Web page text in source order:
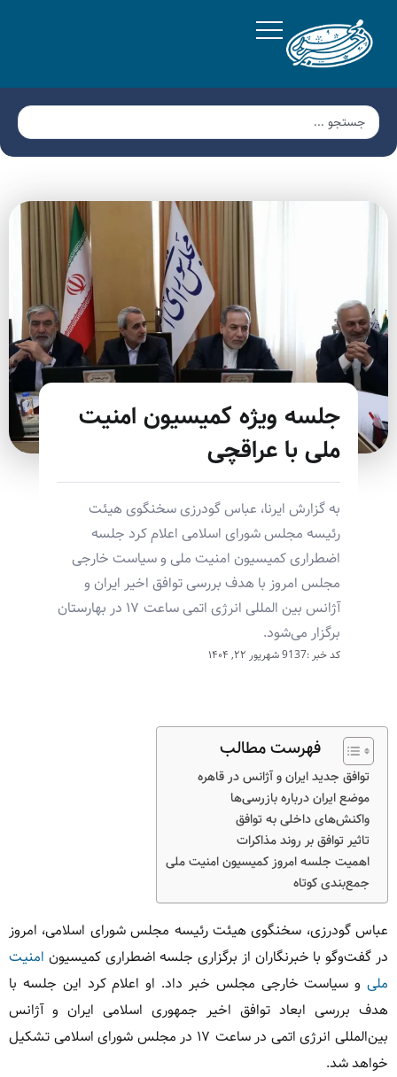
جلسه ویژه کمیسیون امنیت
ملی با عراقچی
به گزارش ایرنا، عباس گودرزی سخنگوی هیئت
رئیسه مجلس شورای اسلامی اعلام کرد جلسه
اضطراری کمیسیون امنیت ملی و سیاست خارجی
مجلس امروز با هدف بررسی توافق اخیر ایران و
آژانس بین المللی انرژی اتمی ساعت ۱۷ در بهارستان
برگزار می‌شود.
کد خبر :9137 شهریور ۲۲, ۱۴۰۴
فهرست مطالب
توافق جدید ایران و آژانس در قاهره
موضع ایران درباره بازرسی‌ها
واکنش‌های داخلی به توافق
تاثیر توافق بر روند مذاکرات
اهمیت جلسه امروز کمیسیون امنیت ملی
جمع‌بندی کوتاه
عباس گودرزی، سخنگوی هیئت رئیسه مجلس شورای اسلامی، امروز
در گفت‌وگو با خبرنگاران از برگزاری جلسه اضطراری کمیسیون امنیت
ملی و سیاست خارجی مجلس خبر داد. او اعلام کرد این جلسه با
هدف بررسی ابعاد توافق اخیر جمهوری اسلامی ایران و آژانس
بین‌المللی انرژی اتمی در ساعت ۱۷ در مجلس شورای اسلامی تشکیل
خواهد شد.